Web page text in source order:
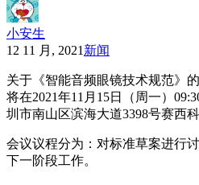
小安生
12 11 月, 2021 新闻
关于《智能音频眼镜技术规范》
将在2021年11月15日（周一）
圳市南山区滨海大道3398号赛西
会议议程分为：对标准草案进行
下一阶段工作。